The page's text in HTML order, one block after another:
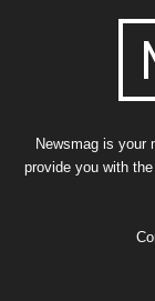
Newsmag is your
provide you with